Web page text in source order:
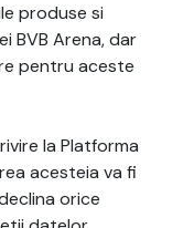
produse si
BVB Arena, dar
pentru aceste
la Platforma
acesteia va fi
orice